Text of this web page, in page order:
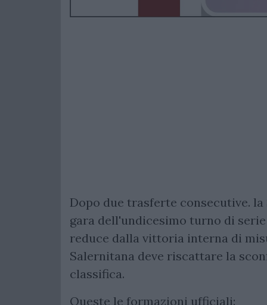
Dopo due trasferte consecutive.
gara dell'undicesimo turno di
reduce dalla vittoria interna di
Salernitana deve riscattare la
classifica.
Queste le formazioni ufficiali: